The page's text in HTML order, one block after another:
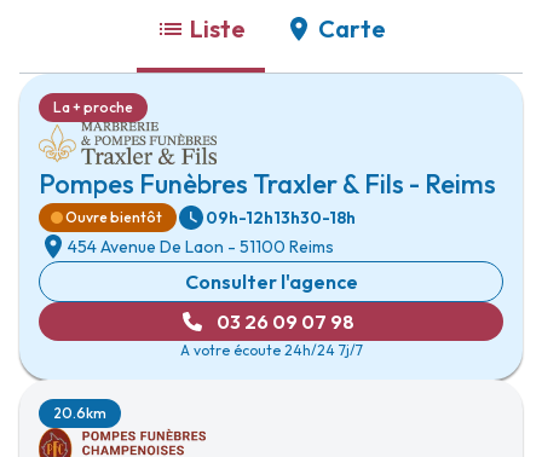
Liste Carte
Pompes Funèbres Traxler & Fils - Reims
La + proche
Ouvre bientôt 09h-12h13h30-18h
454 Avenue De Laon - 51100 Reims
Consulter l'agence
03 26 09 07 98
A votre écoute 24h/24 7j/7
20.6km